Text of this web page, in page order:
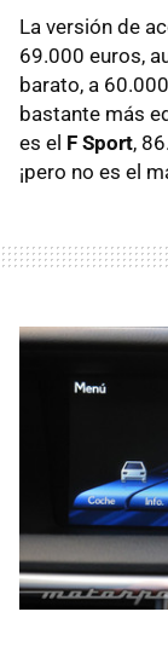
La versión de
69.000 euros,
barato, a
bastante más
es el F Sport,
¡pero no es el